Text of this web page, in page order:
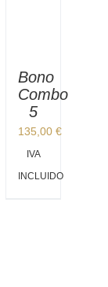
Bono
Combo
5
135,00€
IVA
INCLUIDO